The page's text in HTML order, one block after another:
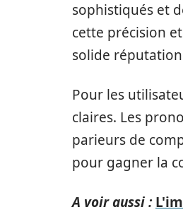
sophistiqués et
cette précision
solide
Pour les
claires. Les
parieurs de
pour gagner la
A voir aussi :